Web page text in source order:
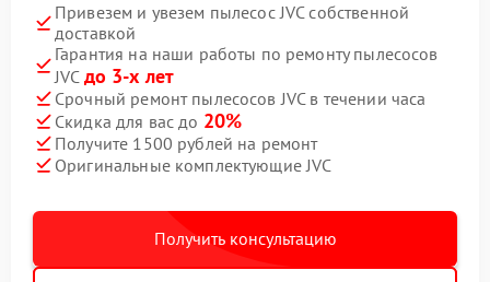
Привезем и увезем пылесос JVC собственной
доставкой
Гарантия на наши работы по ремонту пылесосов
JVC до 3-х лет
Срочный ремонт пылесосов JVC в течении часа
Скидка для вас до 20%
Получите 1500 рублей на ремонт
Оригинальные комплектующие JVC
Получить консультацию